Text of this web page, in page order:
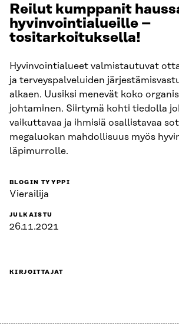
Reilut kumppanit
hyvinvointialueille –
tositarkoituksella!
Hyvinvointialueet valmistautuvat
ja terveyspalveluiden
alkaen. Uusiksi menevät koko
johtaminen. Siirtymä kohti tiedolla
vaikuttavaa ja ihmisiä osallistavaa
megaluokan mahdollisuus myös
läpimurrolle.
BLOGIN TYYPPI
Vierailija
JULKAISTU
26.11.2021
KIRJOITTAJAT